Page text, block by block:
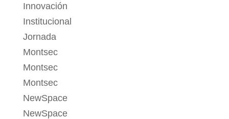
Innovación
Institucional
Jornada
Montsec
Montsec
Montsec
NewSpace
NewSpace